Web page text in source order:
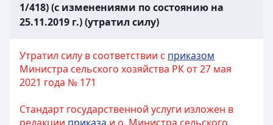
1/418) (с изменениями по состоянию на
25.11.2019 г.) (утратил силу)
Утратил силу в соответствии с приказом
Министра сельского хозяйства РК от 27 мая
2021 года № 171
Стандарт государственной услуги изложен в